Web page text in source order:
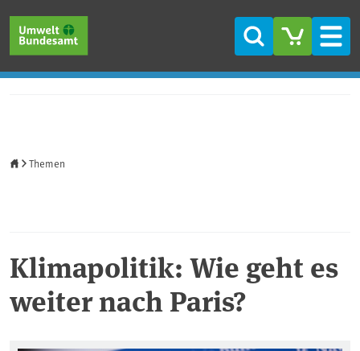
Suche
Themen
Klimapolitik: Wie geht es
weiter nach Paris?